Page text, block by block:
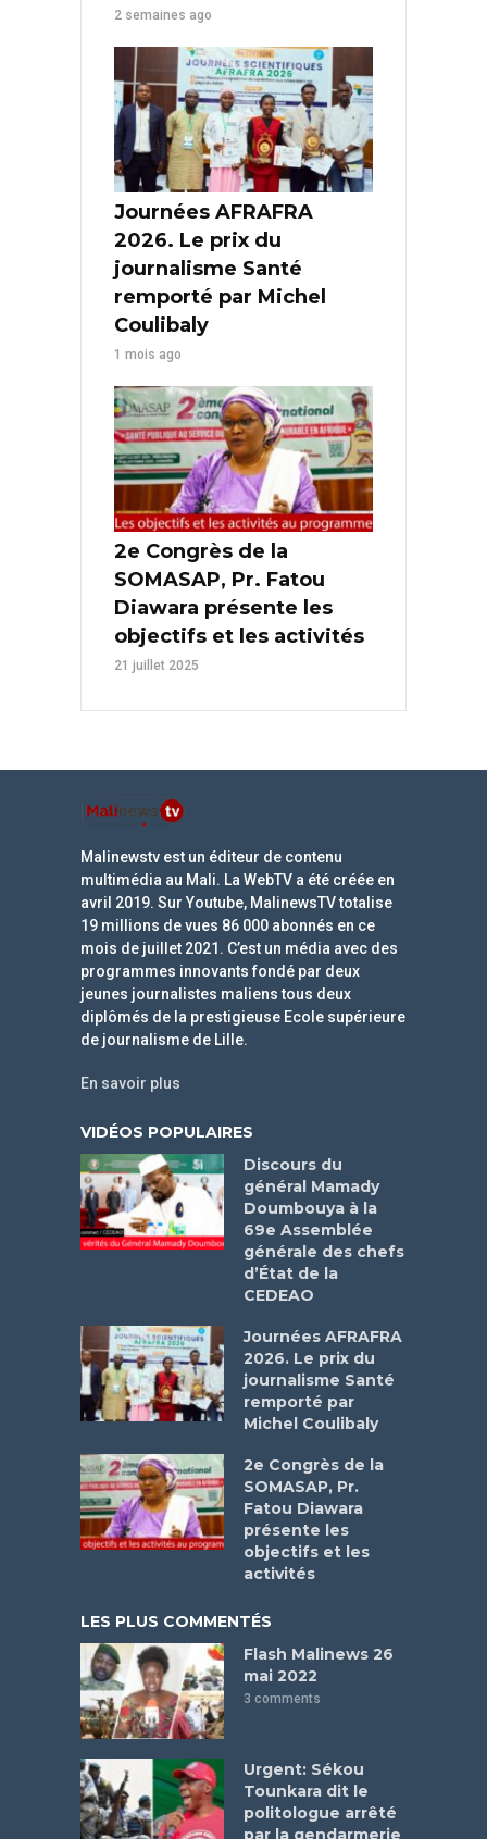
2 semaines ago
Journées AFRAFRA
2026. Le prix du
journalisme Santé
remporté par Michel
Coulibaly
1 mois ago
2e Congrès de la
SOMASAP, Pr. Fatou
Diawara présente les
objectifs et les activités
21 juillet 2025
Malinewstv est un éditeur de contenu
multimédia au Mali. La WebTV a été créée en
avril 2019. Sur Youtube, MalinewsTV totalise
19 millions de vues 86 000 abonnés en ce
mois de juillet 2021. C’est un média avec des
programmes innovants fondé par deux
jeunes journalistes maliens tous deux
diplômés de la prestigieuse Ecole supérieure
de journalisme de Lille.
En savoir plus
VIDÉOS POPULAIRES
Discours du
général Mamady
Doumbouya à la
69e Assemblée
générale des chefs
d’État de la
CEDEAO
Journées AFRAFRA
2026. Le prix du
journalisme Santé
remporté par
Michel Coulibaly
2e Congrès de la
SOMASAP, Pr.
Fatou Diawara
présente les
objectifs et les
activités
LES PLUS COMMENTÉS
Flash Malinews 26
mai 2022
3 comments
Urgent: Sékou
Tounkara dit le
politologue arrêté
par la gendarmerie